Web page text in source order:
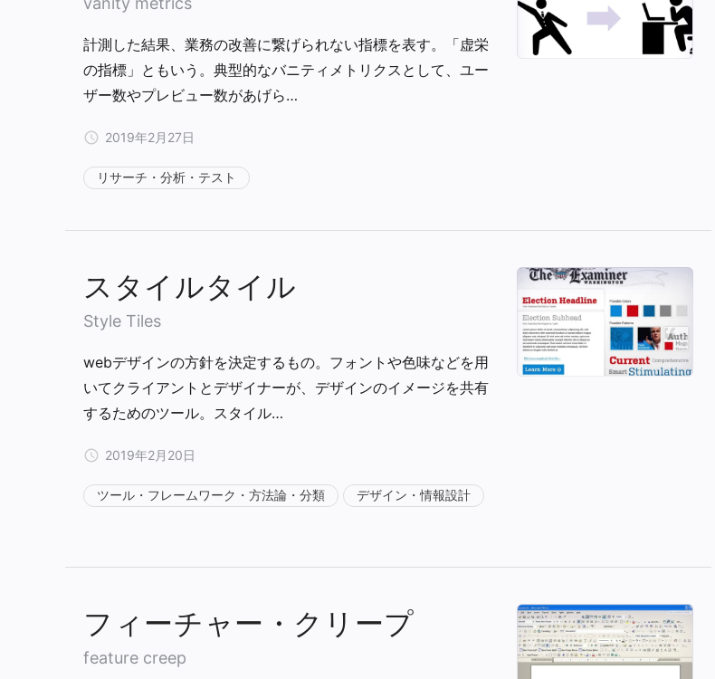
計測した結果、業務の改善に繋げられない指標を表す。「虚栄
の指標」ともいう。典型的なバニティメトリクスとして、ユー
ザー数やプレビュー数があげら…
2019年2月27日
リサーチ・分析・テスト
スタイルタイル
Style Tiles
webデザインの方針を決定するもの。フォントや色味などを用
いてクライアントとデザイナーが、デザインのイメージを共有
するためのツール。スタイル…
2019年2月20日
ツール・フレームワーク・方法論・分類 デザイン・情報設計
フィーチャー・クリープ
feature creep